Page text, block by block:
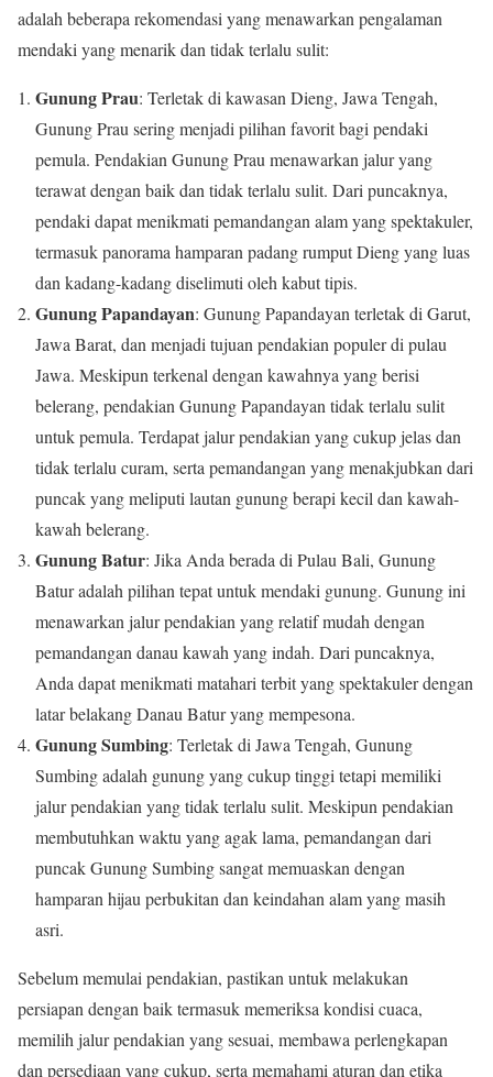
adalah beberapa rekomendasi yang menawarkan pengalaman
mendaki yang menarik dan tidak terlalu sulit:
Gunung Prau: Terletak di kawasan Dieng, Jawa Tengah,
Gunung Prau sering menjadi pilihan favorit bagi pendaki
pemula. Pendakian Gunung Prau menawarkan jalur yang
terawat dengan baik dan tidak terlalu sulit. Dari puncaknya,
pendaki dapat menikmati pemandangan alam yang spektakuler,
termasuk panorama hamparan padang rumput Dieng yang luas
dan kadang-kadang diselimuti oleh kabut tipis.
Gunung Papandayan: Gunung Papandayan terletak di Garut,
Jawa Barat, dan menjadi tujuan pendakian populer di pulau
Jawa. Meskipun terkenal dengan kawahnya yang berisi
belerang, pendakian Gunung Papandayan tidak terlalu sulit
untuk pemula. Terdapat jalur pendakian yang cukup jelas dan
tidak terlalu curam, serta pemandangan yang menakjubkan dari
puncak yang meliputi lautan gunung berapi kecil dan kawah-
kawah belerang.
Gunung Batur: Jika Anda berada di Pulau Bali, Gunung
Batur adalah pilihan tepat untuk mendaki gunung. Gunung ini
menawarkan jalur pendakian yang relatif mudah dengan
pemandangan danau kawah yang indah. Dari puncaknya,
Anda dapat menikmati matahari terbit yang spektakuler dengan
latar belakang Danau Batur yang mempesona.
Gunung Sumbing: Terletak di Jawa Tengah, Gunung
Sumbing adalah gunung yang cukup tinggi tetapi memiliki
jalur pendakian yang tidak terlalu sulit. Meskipun pendakian
membutuhkan waktu yang agak lama, pemandangan dari
puncak Gunung Sumbing sangat memuaskan dengan
hamparan hijau perbukitan dan keindahan alam yang masih
asri.
Sebelum memulai pendakian, pastikan untuk melakukan
persiapan dengan baik termasuk memeriksa kondisi cuaca,
memilih jalur pendakian yang sesuai, membawa perlengkapan
dan persediaan yang cukup, serta memahami aturan dan etika